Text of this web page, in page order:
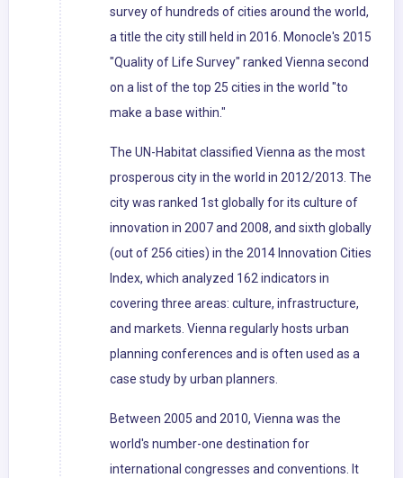
survey of hundreds of cities around the world,
a title the city still held in 2016. Monocle's 2015
"Quality of Life Survey" ranked Vienna second
on a list of the top 25 cities in the world "to
make a base within."
The UN-Habitat classified Vienna as the most
prosperous city in the world in 2012/2013. The
city was ranked 1st globally for its culture of
innovation in 2007 and 2008, and sixth globally
(out of 256 cities) in the 2014 Innovation Cities
Index, which analyzed 162 indicators in
covering three areas: culture, infrastructure,
and markets. Vienna regularly hosts urban
planning conferences and is often used as a
case study by urban planners.
Between 2005 and 2010, Vienna was the
world's number-one destination for
international congresses and conventions. It